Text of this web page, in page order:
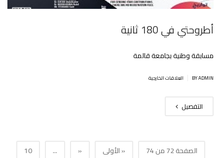
أطروحتي في 180 ثانية
مسابقة وطنية بجامعة قالمة
BY ADMIN العلاقات الخارجية
التفصيل
الصفحة 72 من 74 « الأولى «
...
10